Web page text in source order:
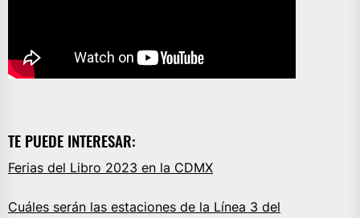
TE PUEDE INTERESAR:
Ferias del Libro 2023 en la CDMX
Cuáles serán las estaciones de la Línea 3 del